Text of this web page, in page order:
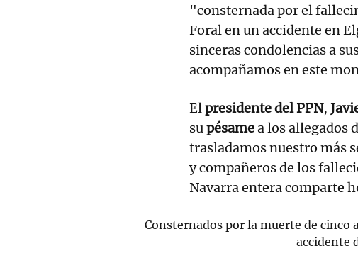
"consternada por el
Foral en un accidente en
sinceras condolencias a
acompañamos en este
Elpresidente del PPN,
supésamea los allegados
trasladamos nuestro más
y compañeros de los
Navarra entera comparte
Consternados por la muerte de cinco
accidente